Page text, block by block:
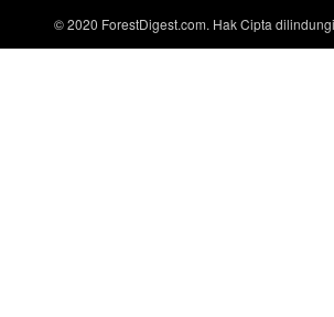
© 2020 ForestDigest.com. Hak Cipta